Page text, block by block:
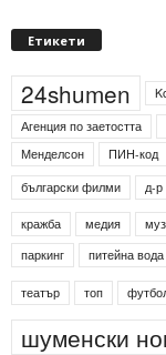
Етикети
24shumen
Агенция по заетостта
Менделсон
ПИН-код
български филми
д-
кражба медия
паркинг питейна вода
театър топ
шуменски